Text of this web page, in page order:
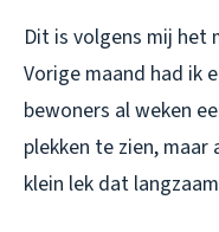
Dit is volgens mij het
Vorige maand had ik
bewoners al weken
plekken te zien,
klein lek dat